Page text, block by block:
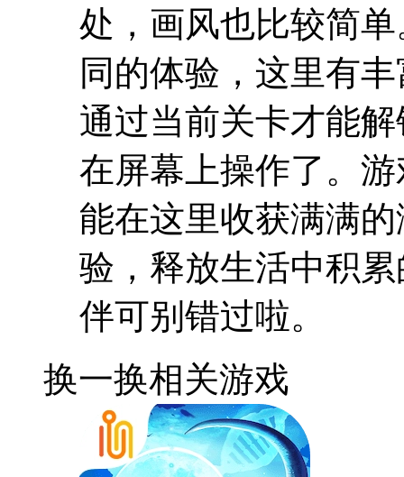
处，画风也比较简
同的体验，这里有
通过当前关卡才能
在屏幕上操作了。
能在这里收获满满
验，释放生活中积
伴可别错过啦。
换一换相关游戏